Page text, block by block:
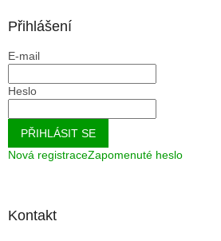
Přihlášení
E-mail
Heslo
PŘIHLÁSIT SE
Nová registraceZapomenuté heslo
Kontakt